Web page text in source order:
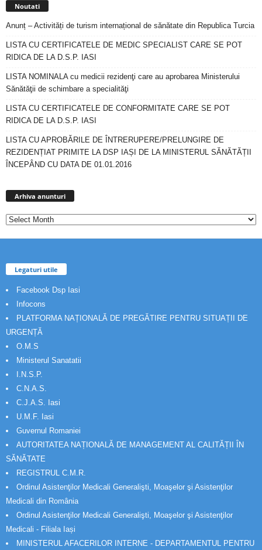
Noutati
Anunț – Activități de turism internațional de sănătate din Republica Turcia
LISTA CU CERTIFICATELE DE MEDIC SPECIALIST CARE SE POT
RIDICA DE LA D.S.P. IASI
LISTA NOMINALA cu medicii rezidenţi care au aprobarea Ministerului
Sănătăţii de schimbare a specialităţi
LISTA CU CERTIFICATELE DE CONFORMITATE CARE SE POT
RIDICA DE LA D.S.P. IASI
LISTA CU APROBĂRILE DE ÎNTRERUPERE/PRELUNGIRE DE
REZIDENȚIAT PRIMITE LA DSP IAȘI DE LA MINISTERUL SĂNĂTĂȚII
ÎNCEPÂND CU DATA DE 01.01.2016
Arhiva anunturi
Legaturi utile
Facebook Dsp Iasi
Infocons
PLATFORMA NAȚIONALĂ DE PREGĂTIRE PENTRU SITUAȚII DE
URGENȚĂ
O.M.S
Ministerul Sanatatii
I.N.S.P.
C.N.A.S.
C.J.A.S. Iasi
U.M.F. Iasi
Guvernul Romaniei
AUTORITATEA NAȚIONALĂ DE MANAGEMENT AL CALITĂȚII ÎN
SĂNĂTATE
REGISTRUL C.M.R.
Ordinul Asistenţilor Medicali Generalişti, Moaşelor şi Asistenţilor
Medicali din România
Ordinul Asistenţilor Medicali Generalişti, Moaşelor şi Asistenţilor
Medicali - Filiala Iași
MINISTERUL AFACERILOR INTERNE - DEPARTAMENTUL PENTRU